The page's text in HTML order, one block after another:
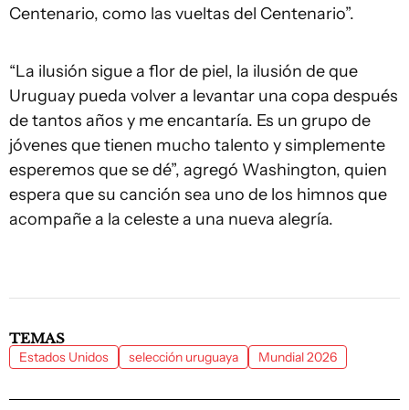
Centenario, como las vueltas del Centenario”.
“La ilusión sigue a flor de piel, la ilusión de que
Uruguay pueda volver a levantar una copa después
de tantos años y me encantaría. Es un grupo de
jóvenes que tienen mucho talento y simplemente
esperemos que se dé”, agregó Washington, quien
espera que su canción sea uno de los himnos que
acompañe a la celeste a una nueva alegría.
TEMAS
Estados Unidos selección uruguaya Mundial 2026